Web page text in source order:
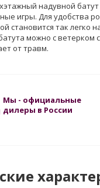
надувной батут
игры. Для удобства
становится так
можно с
от травм.
Мы - официальные
дилеры в России